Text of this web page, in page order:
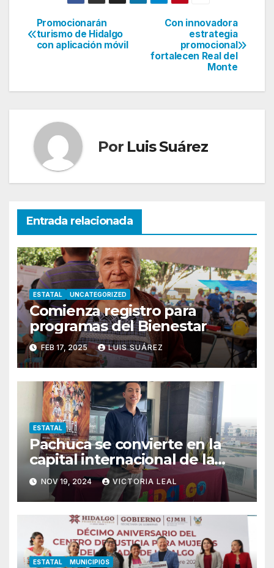
Navegación
de
Con innovadora
estrategia
promocional
fortalecen Real del
Monte
Promocionarán
turismo de Hidalgo
con aplicación móvil
Por Luis Suárez
Entrada relacionada
ESTATAL UNCATEGORIZED
Comienza registro para
programas del Bienestar
FEB 17, 2025 LUIS SUÁREZ
ESTATAL
Pachuca se convierte en la
capital internacional de la
salsa
NOV 19, 2024 VICTORIA LEAL
ESTATAL MUNICIPIOS